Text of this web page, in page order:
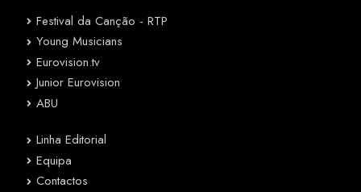
Festival da Canção - RTP
Young Musicians
Eurovision.tv
Junior Eurovision
ABU
Linha Editorial
Equipa
Contactos